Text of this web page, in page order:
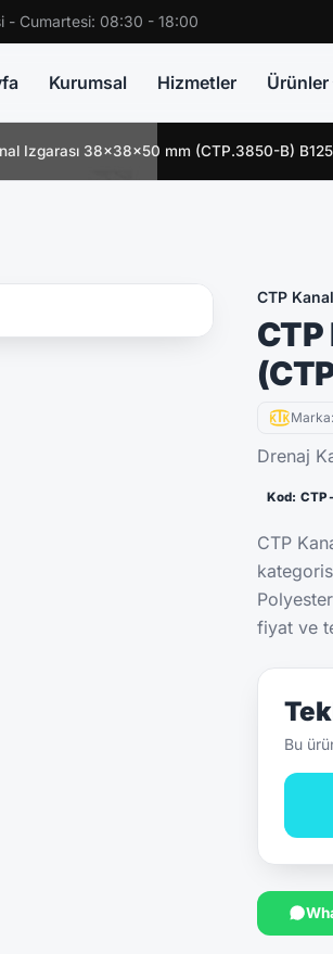
- Cumartesi: 08:30 - 18:00
Kurumsal Hizmetler Ürünler
Izgarası 38x38x50 mm (CTP.3850-B) B125
CTP
Marka:
Drenaj
Kod:
CTP
fiyat ve
Bu